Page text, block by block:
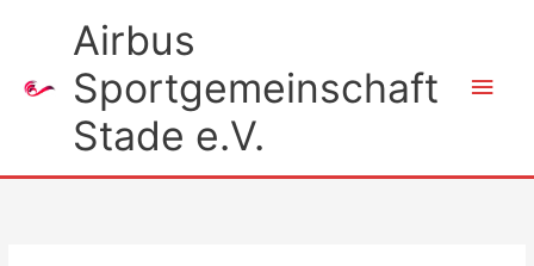
Airbus
Sportgemeinschaft
Stade e.V.